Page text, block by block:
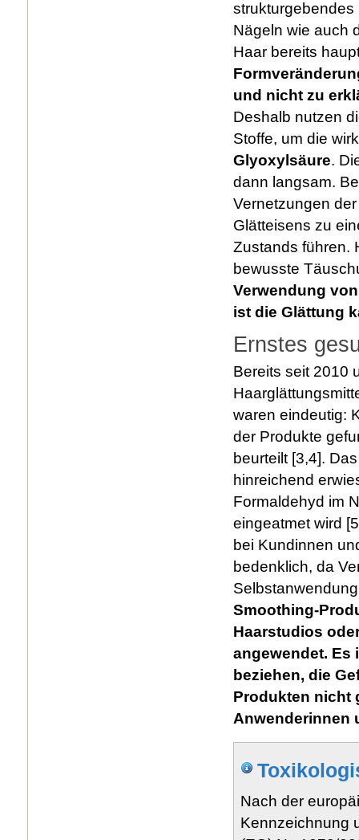
strukturgebendes
Nägeln wie auch
Haar bereits
und nicht zu
Deshalb nutzen
Stoffe, um die
Glyoxylsäure.
dann langsam.
Vernetzungen
Glätteisens zu
Zustands führen.
bewusste
Verwendung
ist die Glättung
Ernstes
Bereits seit 2010
waren eindeutig:
der Produkte
beurteilt [3,4].
hinreichend
Formaldehyd im
eingeatmet wird
bei Kundinnen
bedenklich, da
Smoothing-
Haarstudios
angewendet. Es
beziehen, die
Produkten nicht
Anwenderinnen
Nach der
Kennzeichnung